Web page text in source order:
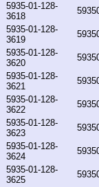
5935-01-128-
3618
5935-01-128-
3619
5935-01-128-
3620
5935-01-128-
3621
5935-01-128-
3622
5935-01-128-
3623
5935-01-128-
3624
5935-01-128-
3625